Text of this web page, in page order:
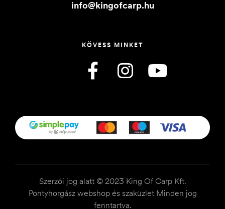
info@kingofcarp.hu
KÖVESS MINKET
Szerzői jog alatt © 2023 King Of Carp Kft.
Pontyhorgász webshop és szaküzlet Minden jog
fenntartva.